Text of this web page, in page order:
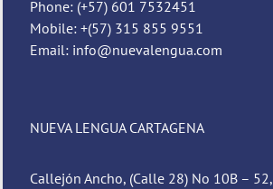
Phone: (+57) 601 7532451
Mobile: +(57) 315 855 9551
Email: info@nuevalengua.com
NUEVA LENGUA CARTAGENA
Callejón Ancho, (Calle 28) No 10B – 52,